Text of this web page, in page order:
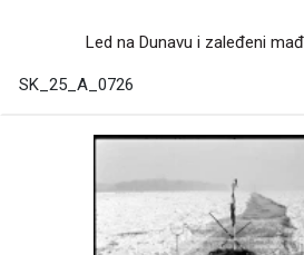
Led na Dunavu i zaleđeni
SK_25_A_0726